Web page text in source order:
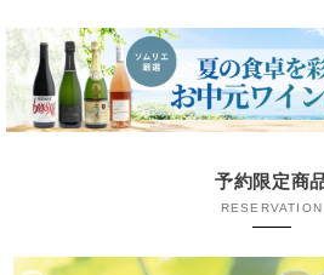
予約限定商
RESERVATION